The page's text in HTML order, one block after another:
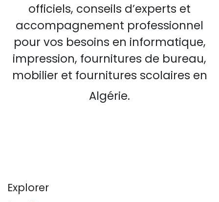
officiels, conseils d’experts et
accompagnement professionnel
pour vos besoins en informatique,
impression, fournitures de bureau,
mobilier et fournitures scolaires en
Algérie.
Explorer